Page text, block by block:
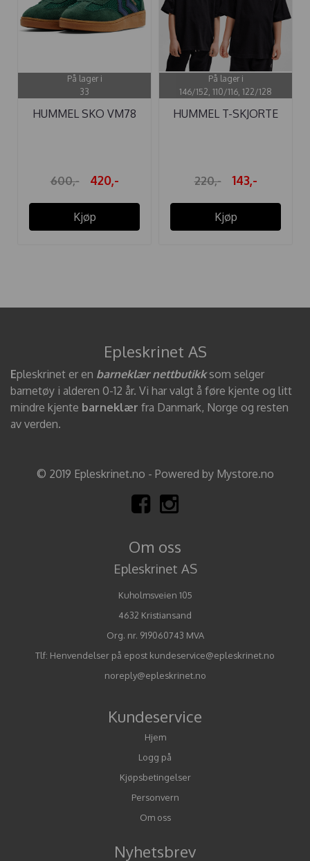
På lager i
33
HUMMEL SKO VM78
600,- 420,-
Kjøp
På lager i
146/152, 110/116, 122/128
HUMMEL T-SKJORTE
220,- 143,-
Kjøp
Epleskrinet AS
Epleskrinet er en barneklær nettbutikksom selger
barnetøy i alderen 0-12 år. Vi har valgt å føre kjente og litt
mindre kjente barneklær fra Danmark, Norge og resten
av verden.
© 2019 Epleskrinet.no - Powered by Mystore.no
Om oss
Epleskrinet AS
Kuholmsveien 105
4632 Kristiansand
Org. nr. 919060743 MVA
Tlf: Henvendelser på epost kundeservice@epleskrinet.no
noreply@epleskrinet.no
Kundeservice
Hjem
Logg på
Kjøpsbetingelser
Personvern
Om oss
Nyhetsbrev